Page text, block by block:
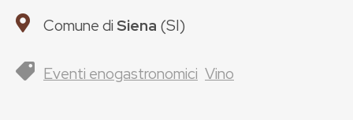
Comune diSiena (SI)
Eventi enogastronomici Vino